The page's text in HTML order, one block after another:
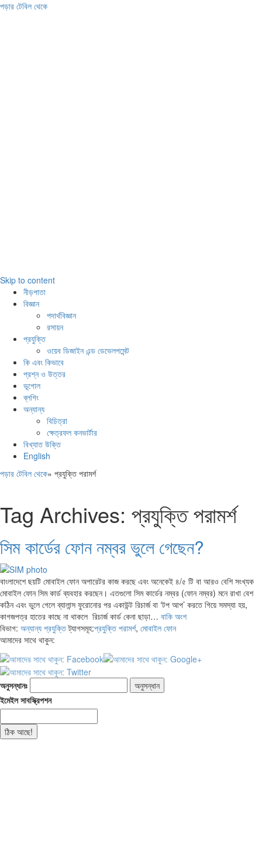
পড়ার টেবিল থেকে
Skip to content
নীড়পাতা
বিজ্ঞান
পদার্থবিজ্ঞান
রসায়ন
প্রযুক্তি
ওয়েব ডিজাইন এন্ড ডেভেলপমেন্ট
কি এবং কিভাবে
প্রশ্ন ও উত্তর
ভূগোল
ব্লগিং
অন্যান্য
বিচিত্রা
ক্ষেত্রফল কনভার্টার
বিখ্যাত উক্তি
English
পড়ার টেবিল থেকে» প্রযুক্তি পরামর্শ
Tag Archives: প্রযুক্তি পরামর্শ
সিম কার্ডের ফোন নম্বর ভুলে গেছেন?
বাংলাদেশে ছয়টি মোবাইল ফোন অপারেটর কাজ করছে এবং অনেকেই ৪/৫ টি বা আরও বেশি সংখ্যক
মোবাইল ফোন সিম কার্ড ব্যবহার করছেন। এতগুলো সিম কার্ডের নম্বর (ফোন নম্বর) মনে রাখা বেশ
কঠিন এবং ভুলে গেলে ব্যালান্স ফুরোনোর পর একাউন্ট রিচার্জ বা ‘টপ আপ’ করতে গিয়ে সমস্যা হয়,
কাগজপত্র হাতের কাছে না থাকলে রিচার্জ কার্ড কেনা ছাড়া… বাকি অংশ
বিভাগ: অন্যান্য প্রযুক্তি ট্যাগসমূহ:প্রযুক্তি পরামর্শ, মোবাইল ফোন
আমাদের সাথে থাকুন:
অনুসন্ধানঃ
ইমেইল সাবস্ক্রিপশন